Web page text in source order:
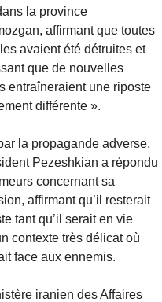
la province
affirmant que toutes
avaient été détruites et
que de nouvelles
entraîneraient une riposte
différente ».
la propagande adverse,
Pezeshkian a répondu
concernant sa
affirmant qu’il resterait
tant qu’il serait en vie
contexte très délicat où
face aux ennemis.
iranien des Affaires